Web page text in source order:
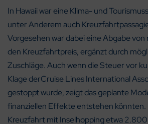
In Hawaii war eine Klima- und
unter Anderem auch
Vorgesehen war dabei eine Abgabe
den Kreuzfahrtpreis, ergänzt durch
Zuschläge. Auch wenn die Steuer vor
Klage derCruise Lines International
gestoppt wurde, zeigt das geplante
finanziellen Effekte entstehen könnten.
Kreuzfahrt mit Inselhopping etwa 2.800